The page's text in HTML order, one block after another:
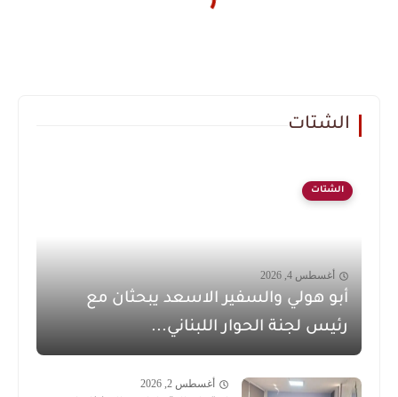
الشتات
الشتات
أغسطس 4, 2026
أبو هولي والسفير الاسعد يبحثان مع
رئيس لجنة الحوار اللبناني...
أغسطس 2, 2026